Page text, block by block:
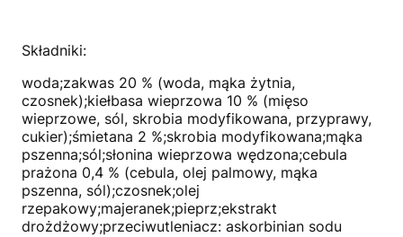
Składniki:
woda;zakwas 20 % (woda, mąka żytnia,
czosnek);kiełbasa wieprzowa 10 % (mięso
wieprzowe, sól, skrobia modyfikowana, przyprawy,
cukier);śmietana 2 %;skrobia modyfikowana;mąka
pszenna;sól;słonina wieprzowa wędzona;cebula
prażona 0,4 % (cebula, olej palmowy, mąka
pszenna, sól);czosnek;olej
rzepakowy;majeranek;pieprz;ekstrakt
drożdżowy;przeciwutleniacz: askorbinian sodu